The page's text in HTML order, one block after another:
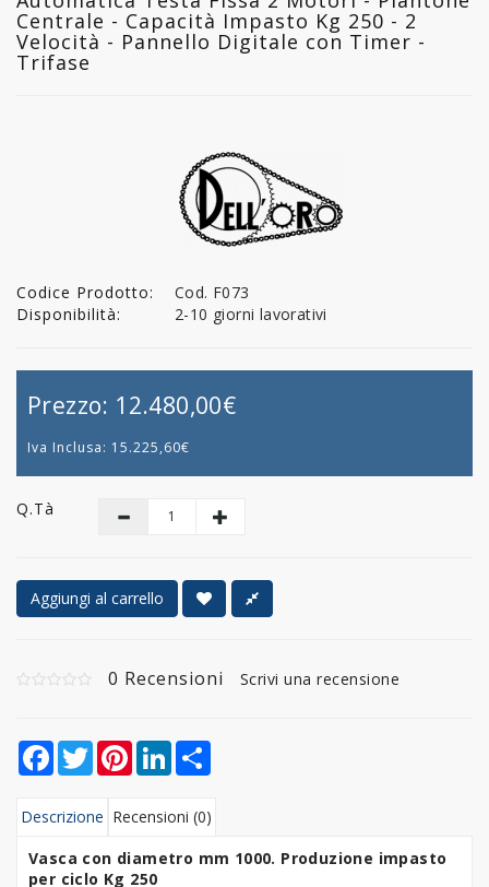
Centrale - Capacità Impasto Kg 250 - 2
Velocità - Pannello Digitale con Timer -
Trifase
Codice Prodotto:
Cod. F073
Disponibilità:
2-10 giorni lavorativi
Prezzo: 12.480,00€
Iva Inclusa: 15.225,60€
Q.tà
Aggiungi al carrello
0 Recensioni Scrivi una recensione
Facebook
TwitterPinterestLinkedIn
Descrizione Recensioni (0)
Vasca con diametro mm 1000. Produzione impasto
per ciclo Kg 250